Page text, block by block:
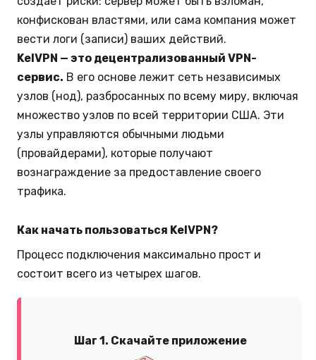
конфискован властями, или сама компания может
вести логи (записи) ваших действий.
KelVPN — это децентрализованный VPN-
сервис. В его основе лежит сеть независимых
узлов (нод), разбросанных по всему миру, включая
множество узлов по всей территории США. Эти
узлы управляются обычными людьми
(провайдерами), которые получают
вознаграждение за предоставление своего
трафика.
Как начать пользоваться KelVPN?
Процесс подключения максимально прост и
состоит всего из четырех шагов.
Шаг 1. Скачайте приложение